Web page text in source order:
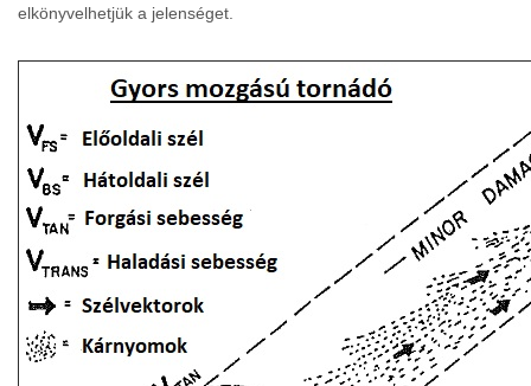
elkönyvelhetjük a jelenséget.